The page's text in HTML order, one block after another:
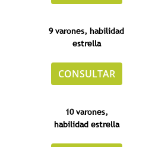
9 varones, habilidad
estrella
CONSULTAR
10 varones,
habilidad estrella